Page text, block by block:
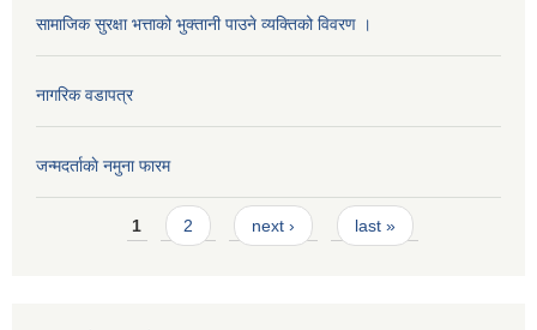
सामाजिक सुरक्षा भत्ताको भुक्तानी पाउने व्यक्तिको विवरण ।
नागरिक वडापत्र
जन्मदर्ताकाे नमुना फारम
Pages1 2 next › last »